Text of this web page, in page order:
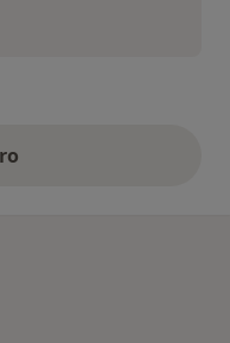
di cui sopra